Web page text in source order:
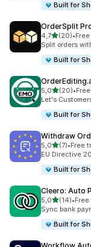
Built for
OrderSplit
4,7z 5 hvězd
(20)
Celkový počet
•
Split orders
Built for
5,0z 5 hvězd
(20)
Celkový počet
•Free
Let's
Built for
Withdraw
5,0z 5 hvězd
(7)
Celkový počet
•Free
EU Directive
Built for
Cleero: Auto
5,0z 5 hvězd
(14)
Celkový počet
•
Sync bank
Built for